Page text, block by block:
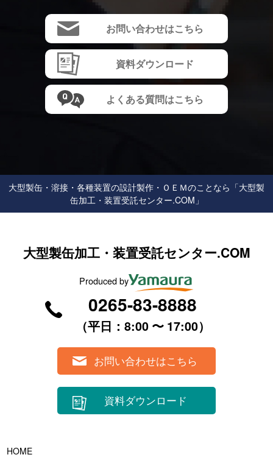
お問い合わせはこちら
資料ダウンロード
よくある質問はこちら
⼤型製⽸・溶接・各種装置の設計製作・ＯＥＭのことなら「大型製
缶加工・装置受託センター.COM」
大型製缶加工・装置受託センター.COM
Produced by
0265-83-8888
（平⽇：8:00 〜 17:00）
お問い合わせはこちら
資料ダウンロード
HOME